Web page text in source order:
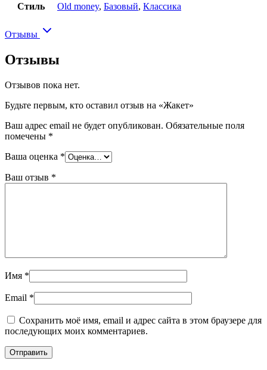
Стиль Old money, Базовый, Классика
Отзывы
Отзывы
Отзывов пока нет.
Будьте первым, кто оставил отзыв на «Жакет»
Ваш адрес email не будет опубликован. Обязательные поля
помечены *
Ваша оценка *
Ваш отзыв *
Имя *
Email *
Сохранить моё имя, email и адрес сайта в этом браузере для
последующих моих комментариев.